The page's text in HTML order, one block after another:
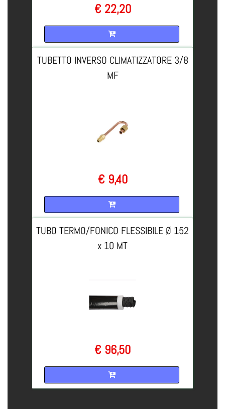
€ 22,20
TUBETTO INVERSO CLIMATIZZATORE 3/8
MF
€ 9,40
TUBO TERMO/FONICO FLESSIBILE Ø 152
x 10 MT
€ 96,50